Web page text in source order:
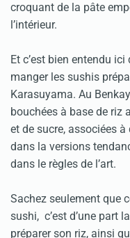
croquant de la pâte
l’intérieur.
Et c’est bien entendu ici
manger les sushis
Karasuyama. Au
bouchées à base de riz
et de sucre, associées
dans la versions
dans le règles de l’art.
Sachez seulement que
sushi, c’est d’une part
préparer son riz, ainsi